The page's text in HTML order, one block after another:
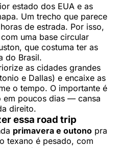
estado dos EUA e as
Um trecho que parece
de estrada. Por isso,
uma base circular
que costuma ter as
do Brasil.
as cidades grandes
e Dallas) e encaixe as
o tempo. O importante é
em poucos dias — cansa
direito.
essa road trip
primavera e outono pra
texano é pesado, com